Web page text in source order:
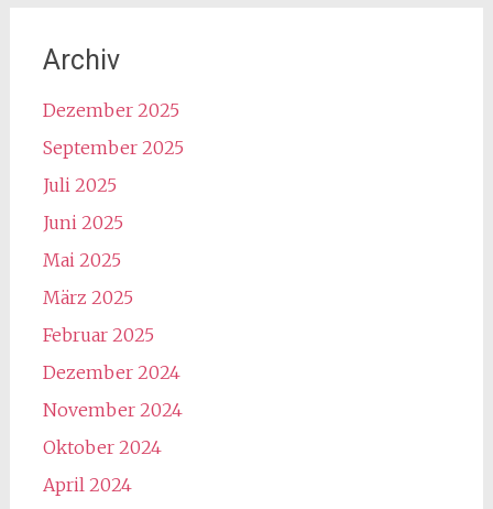
Archiv
Dezember 2025
September 2025
Juli 2025
Juni 2025
Mai 2025
März 2025
Februar 2025
Dezember 2024
November 2024
Oktober 2024
April 2024